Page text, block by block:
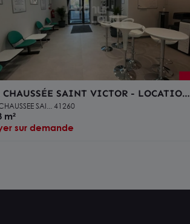
CHAUSSÉE SAINT VICTOR - LOCATION
DE 232,58 M² - ACCÈS A10 À 2 MN
SAI... 41260
m²
sur demande